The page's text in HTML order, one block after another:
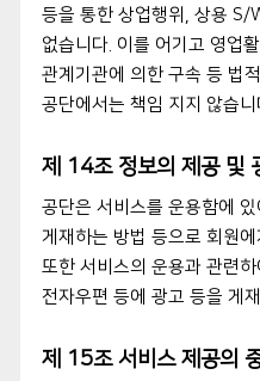
등을 통한 상업행위, 상용 S/
없습니다. 이를 어기고 영업
관계기관에 의한 구속 등 법
공단에서는 책임 지지 않습니
제 14조 정보의 제공 및
공단은 서비스를 운용함에
게재하는 방법 등으로 회원
또한 서비스의 운용과 관련하
전자우편 등에 광고 등을 게
제 15조 서비스 제공의